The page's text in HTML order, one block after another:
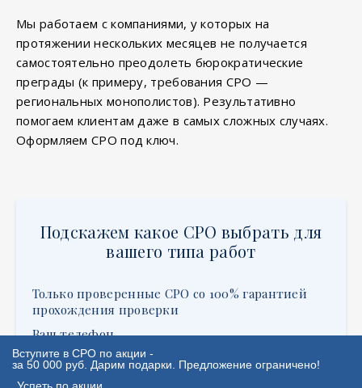
Вступите в СРО по акции -
за 50 000 руб. Дарим подарки. Предложение ограничено!
Мы работаем с компаниями, у которых на
протяжении нескольких месяцев не получается
самостоятельно преодолеть бюрократические
преграды (к примеру, требования СРО —
региональных монополистов). Результативно
помогаем клиентам даже в самых сложных случаях.
Оформляем СРО под ключ.
Подскажем какое СРО выбрать для
вашего типа работ
Только проверенные СРО со 100% гарантией
прохождения проверки
Ваш телефон